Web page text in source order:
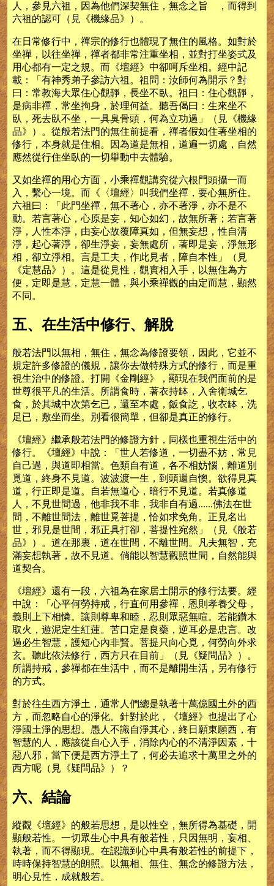
人，參見六祖，因為他們深契無住，無念之旨 ，而得到
六祖的認可（見《機緣品》）。
在日常修行中，禪宗的修行也體現了無住的風格。如對於
坐禪，以往坐禪，禪者都非常注重坐相，並對打坐姿式及
用心都有一定之規。而《壇經》中卻呵斥坐相。經中記
載：「有神秀弟子參訪六祖。祖問：汝師何為開示？對
曰：常教海大眾住心觀靜，長坐不臥。祖曰：住心觀靜，
是病非禪，常坐拘身，於理何益。聽吾偈曰：生來坐不
臥，死去臥不坐，一具臭骨頭，何為立功過」（見《機緣
品》）。從般若法門的無住前提看，禪者假如住著坐相的
修行，本身就是住相。因為道是無相，道遍一切處，自然
應然從行住坐臥的一切舉動中去體驗。
又如坐禪的用心方面，小乘禪觀講究從六根門頭攝一而
入，繫心一境。而《〈壇經〉叫我們坐禪，要心無所住。
六祖曰：「此門坐禪，無不著心，亦不著淨，亦不是不
動。若言著心，心原是妄，知心如幻，故無所著；若言著
淨，人性本淨，由妄心故覆障真如，但無妄想，性自清
淨，起心著淨，卻生淨妄，妄無處所，著即是妄，淨無形
相，卻立淨相。言是工夫，作此見者，障自本性」（見
《定慧品》）。這是從見性，觀實相入手，以無住為方
便，定即是慧，定慧一體，與小乘禪觀的由定而慧，顯然
不同。
五、在生活中修行、解脫
般若法門以無相，無住，無念為修證要領，因此，它並不
規定許多修證的儀規，讓你去做特殊方式的修行，而是重
視生治中的修證。打開《金剛經》，顯現在我們面前的是
世尊很平凡的生活。所謂食時，著衣持缽，入舍衛城乞
食，於其城中次第乞已，還至本處，飯食訖，收衣缽，洗
足已，敷坐而坐。別看很簡單，但卻是真正的修行。
《壇經》繼承般若法門的修證方針，同樣也重視生活中的
修行。《壇經》中說：「世人若修道，一切盡不妨，常見
自己過，與道即相當。色類自有道，各不相妨惱，離道別
覓道，終身不見道。波波渡一生，到頭還自懊。欲得見真
道，行正即是道。自若無道心，暗行不見道。若真修道
人，不見世間過，他非我不非，我非自有過......佛法在世
間，不離世間法，離世覓菩提，恰如求免角。正見名出
世，邪見是世間，邪正具打卻，菩提性宛然」（見《般若
品》）。道在那裏，道在世間，不離世間。凡夫無智，充
滿妄想執著，故不見道。倘能以智慧觀照世間，自然能與
道契合。
《壇經》還有一段，六祖為在家居土開示的修行法要。經
中說：「心平何勞持戒，行直何用參禪，恩則孝養父母，
義則上下相憐。讓則尊卑和睦，忍則眾惡無喧。若能鑽木
取火，遊泥定生紅蓮。苦口定是良藥，逆耳必是忠言。改
過必生智慧，護短心內非賢。菩提只向心覓，何勞向外求
玄。聽此依法修行，西方只在目前」（見《疑問品》）。
所謂持戒，參禪都在生活中，而不是離開生活，另有修行
的方式。
對於往生西方淨土，通常人們總是執著十萬億國土外的西
方，而忽略自心的淨化。針對於此，《壇經》也提出了心
淨國土淨的思想。愚人不識自淨其心，終日願東願西，有
智慧的人，應該從自心入手，消除內心的不清淨因素，十
惡八邪，當下便是西方淨土了，何必去追求十萬里之外的
西方呢（見《疑問品》）？
六、結論
縱觀《壇經》的般若思想，是以性空，無所得為基礎，開
顯般若性。一切眾生心中具有般若性，只因無明，妄相、
執著，而不得顯現。在認識到心中具有般若性的前提下，
時時保持智慧的朗照。以無相、無住、無念的修證方法，
明心見性，成就般若。